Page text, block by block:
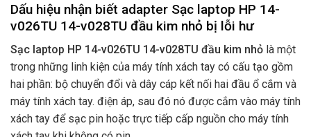
Dấu hiệu nhận biết adapter Sạc laptop HP 14-
v026TU 14-v028TU đầu kim nhỏ bị lỗi hư
Sạc laptop HP 14-v026TU 14-v028TU đầu kim nhỏ là một
trong những linh kiện của máy tính xách tay có cấu tạo gồm
hai phần: bộ chuyển đổi và dây cáp kết nối hai đầu ổ cắm và
máy tính xách tay. điện áp, sau đó nó được cắm vào máy tính
xách tay để sạc pin hoặc trực tiếp cấp nguồn cho máy tính